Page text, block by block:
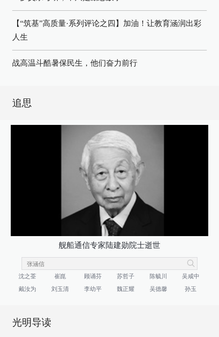
【“筑基”高质量·系列评论之四】加油！让教育涵润出彩
人生
战高温斗酷暑保民生，他们奋力前行
追思
舰船通信专家陆建勋院士逝世
沈之荃 崔崑 顾诵芬 苏哲子 陈毓川
吴咸中
戴汝为
刘玉清 李幼平 魏正耀 吴德馨 孙玉
光明导读